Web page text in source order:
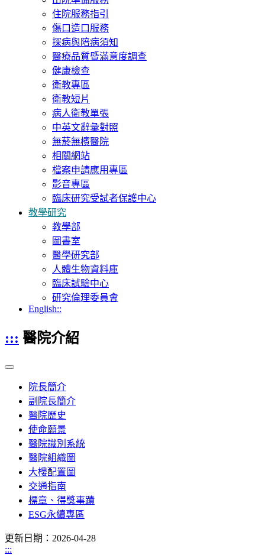
住院服務指引
傷口造口服務
探病與陪病須知
醫療品質暨滿意度調查
健康檢查
衛教專區
衛教短片
病人衛教單張
中英文辭彙對照
無菸無檳醫院
相關網站
檔案申請應用專區
影音專區
臨床研究受試者保護中心
教學研究
教學部
圖書室
醫學研究部
人體生物資料庫
臨床試驗中心
研究倫理委員會
English::
::: 醫院介紹
院長簡介
副院長簡介
醫院歷史
使命願景
醫院識別系統
醫院組織圖
大樓配置圖
交通指南
標章、得獎事蹟
ESG永續專區
更新日期：2026-04-28
:::